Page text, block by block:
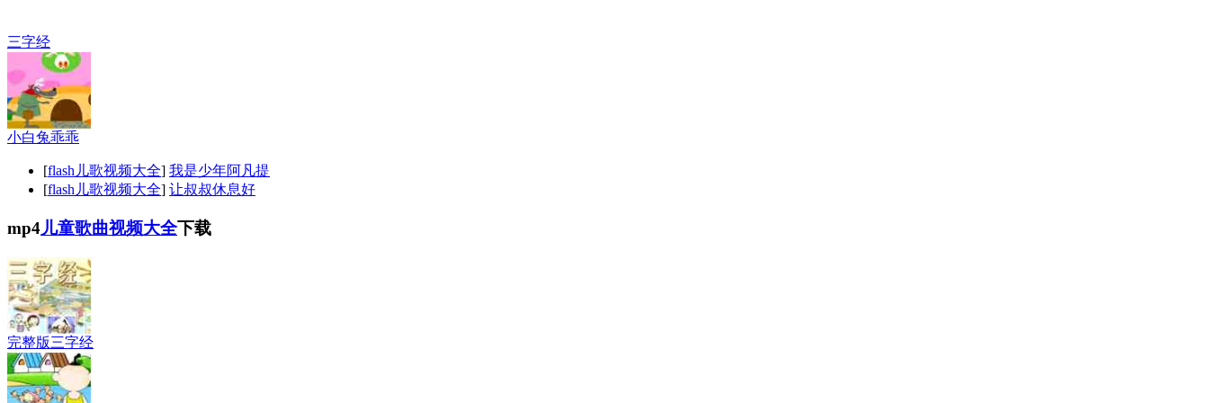
三字经
小白兔乖乖
[flash儿歌视频大全] 我是少年阿凡提
[flash儿歌视频大全] 让叔叔休息好
mp4儿童歌曲视频大全下载
完整版三字经